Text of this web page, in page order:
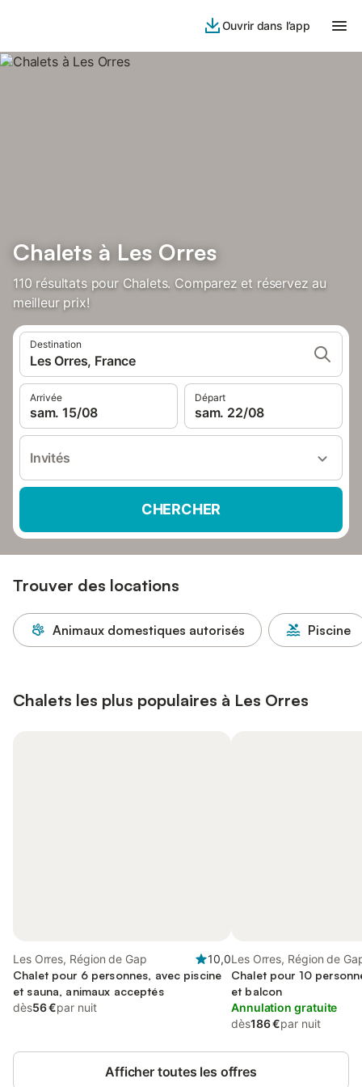
Ouvrir dans l’app
Chalets à Les Orres
110 résultats pour Chalets. Comparez et réservez au
meilleur prix!
Destination
Les Orres, France
Arrivée
sam. 15/08
Départ
sam. 22/08
Invités
CHERCHER
Trouver des locations
Animaux domestiques autorisés Piscine
Chalets les plus populaires à Les Orres
Les Orres, Région de Gap
10,0
Chalet pour 6 personnes, avec piscine
et sauna, animaux acceptés
dès56 €par nuit
Les Orres, Région de
Chalet pour 10
et balcon
Annulation gratuite
dès186 €par nuit
Afficher toutes les offres